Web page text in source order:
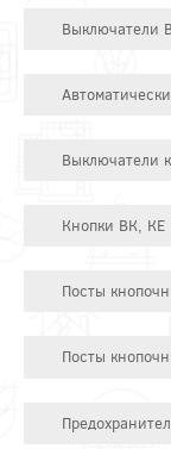
Выключатели
Выключатели
Кнопки ВК, КЕ
Посты
Посты